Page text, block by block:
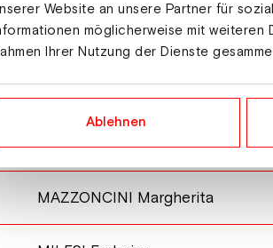
Website an unsere Partner für
möglicherweise mit weiteren
Ihrer Nutzung der Dienste
Ablehnen
EBERHARDT Emma
SUCHA Tatiana
MAZZONCINI Margherita